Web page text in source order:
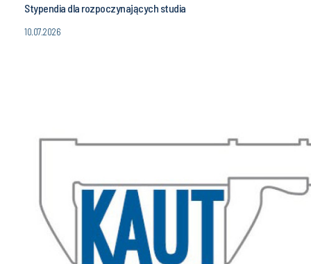
Stypendia dla rozpoczynających studia
10.07.2026